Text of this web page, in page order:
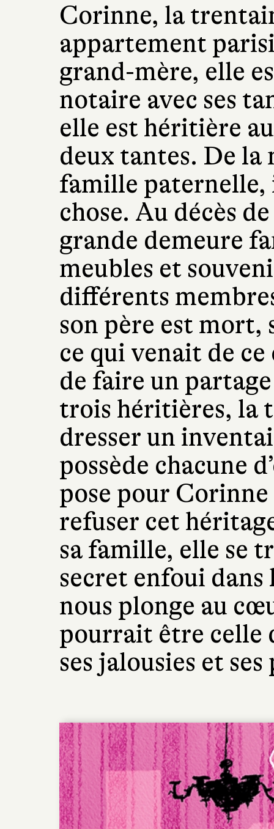
Corinne, la
appartement
grand-mère, elle
notaire avec ses
elle est héritière
deux tantes. De la
famille paternelle,
chose. Au décès
grande demeure
meubles et
différents
son père est mort,
ce qui venait de
de faire un
trois héritières, la
dresser un
possède chacune
pose pour Corinne
refuser cet
sa famille, elle se
secret enfoui dans
nous plonge au
pourrait être celle
ses jalousies et